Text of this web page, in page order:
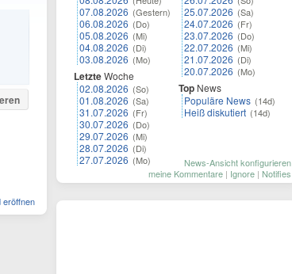
eröffnen
07.08.2026 (Gestern)
06.08.2026 (Do)
05.08.2026 (Mi)
04.08.2026 (Di)
03.08.2026 (Mo)
LetzteWoche
02.08.2026 (So)
01.08.2026 (Sa)
31.07.2026 (Fr)
30.07.2026 (Do)
29.07.2026 (Mi)
28.07.2026 (Di)
27.07.2026 (Mo)
25.07.2026 (Sa)
24.07.2026 (Fr)
23.07.2026 (Do)
22.07.2026 (Mi)
21.07.2026 (Di)
20.07.2026 (Mo)
Top News
Populäre News (14d)
Heiß diskutiert (14d)
News-Ansicht konfigurieren
meine Kommentare | Ignore | Notifies